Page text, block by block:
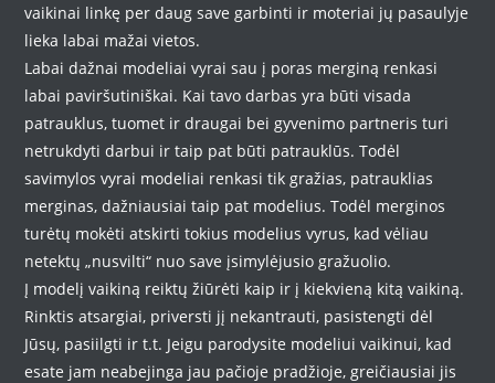
vaikinai linkę per daug save garbinti ir moteriai jų pasaulyje
lieka labai mažai vietos.
Labai dažnai modeliai vyrai sau į poras merginą renkasi
labai paviršutiniškai. Kai tavo darbas yra būti visada
patrauklus, tuomet ir draugai bei gyvenimo partneris turi
netrukdyti darbui ir taip pat būti patrauklūs. Todėl
savimylos vyrai modeliai renkasi tik gražias, patrauklias
merginas, dažniausiai taip pat modelius. Todėl merginos
turėtų mokėti atskirti tokius modelius vyrus, kad vėliau
netektų „nusvilti“ nuo save įsimylėjusio gražuolio.
Į modelį vaikiną reiktų žiūrėti kaip ir į kiekvieną kitą vaikiną.
Rinktis atsargiai, priversti jį nekantrauti, pasistengti dėl
Jūsų, pasiilgti ir t.t. Jeigu parodysite modeliui vaikinui, kad
esate jam neabejinga jau pačioje pradžioje, greičiausiai jis